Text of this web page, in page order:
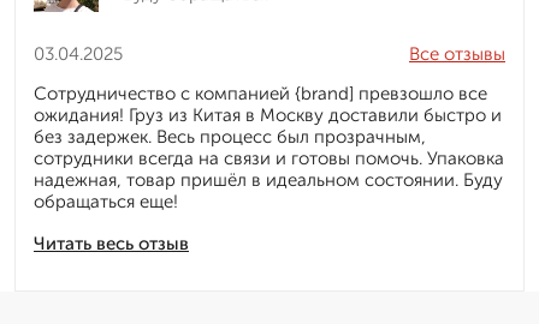
03.04.2025
Читать весь отзыв
Все отзывы
Сотрудничество с компанией {brand] превзошло все
ожидания! Груз из Китая в Москву доставили быстро и
без задержек. Весь процесс был прозрачным,
сотрудники всегда на связи и готовы помочь. Упаковка
надежная, товар пришёл в идеальном состоянии. Буду
обращаться еще!